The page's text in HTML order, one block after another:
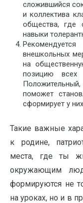
сложившийся
и коллектива
общества, где
навыки
внешкольных
на
позицию всех
поможет
сформирует у
Такие важные
к родине,
места, где ты
окружающим
формируются не
на уроках, но и в